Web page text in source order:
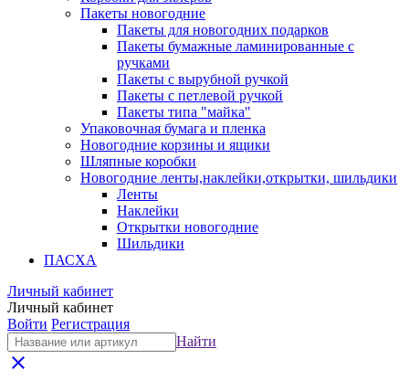
Пакеты новогодние
Пакеты для новогодних подарков
Пакеты бумажные ламинированные с
ручками
Пакеты с вырубной ручкой
Пакеты с петлевой ручкой
Пакеты типа "майка"
Упаковочная бумага и пленка
Новогодние корзины и ящики
Шляпные коробки
Новогодние ленты,наклейки,открытки, шильдики
Ленты
Наклейки
Открытки новогодние
Шильдики
ПАСХА
Личный кабинет
Личный кабинет
Войти Регистрация
Найти
close